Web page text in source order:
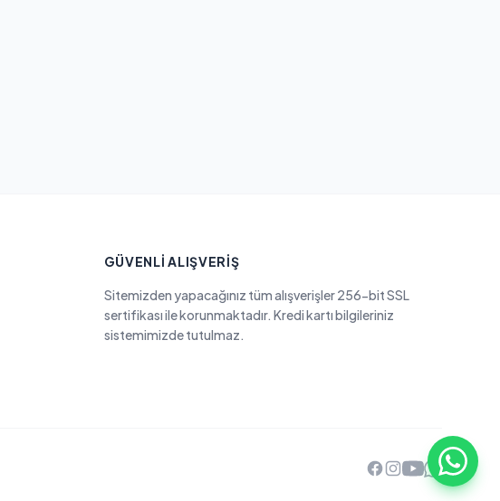
GÜVENLI ALIŞVERIŞ
Sitemizden yapacağınız tüm alışverişler 256-bit SSL
sertifikası ile korunmaktadır. Kredi kartı bilgileriniz
sistemimizde tutulmaz.